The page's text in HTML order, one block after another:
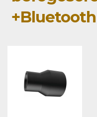
+Bluetooth